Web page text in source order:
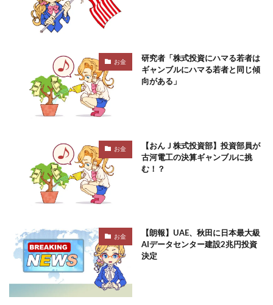
お金
研究者「株式投資にハマる若者は
ギャンブルにハマる若者と同じ傾
向がある」
お金
【おんＪ株式投資部】投資部員が
古河電工の決算ギャンブルに挑
む！？
お金
【朗報】UAE、秋田に日本最大級
AIデータセンター建設2兆円投資
決定